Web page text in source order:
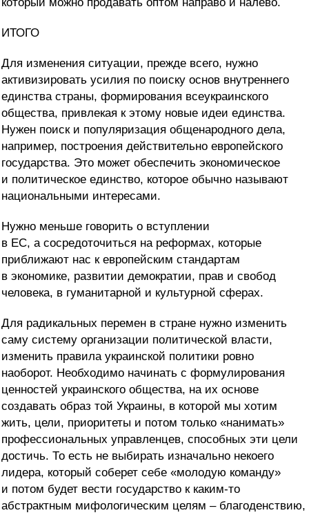
который можно продавать оптом направо и налево.
ИТОГО
Для изменения ситуации, прежде всего, нужно
активизировать усилия по поиску основ внутреннего
единства страны, формирования всеукраинского
общества, привлекая к этому новые идеи единства.
Нужен поиск и популяризация общенародного дела,
например, построения действительно европейского
государства. Это может обеспечить экономическое
и политическое единство, которое обычно называют
национальными интересами.
Нужно меньше говорить о вступлении
в ЕС, а сосредоточиться на реформах, которые
приближают нас к европейским стандартам
в экономике, развитии демократии, прав и свобод
человека, в гуманитарной и культурной сферах.
Для радикальных перемен в стране нужно изменить
саму систему организации политической власти,
изменить правила украинской политики ровно
наоборот. Необходимо начинать с формулирования
ценностей украинского общества, на их основе
создавать образ той Украины, в которой мы хотим
жить, цели, приоритеты и потом только «нанимать»
профессиональных управленцев, способных эти цели
достичь. То есть не выбирать изначально некоего
лидера, который соберет себе «молодую команду»
и потом будет вести государство к каким-то
абстрактным мифологическим целям – благоденствию,